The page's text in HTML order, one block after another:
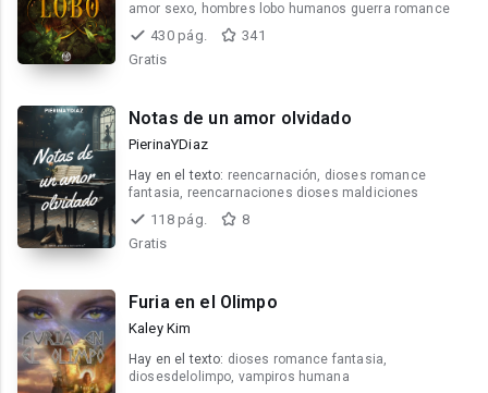
amor sexo, hombres lobo humanos guerra romance
430 pág.
341
Gratis
Notas de un amor olvidado
PierinaYDiaz
Hay en el texto: reencarnación, dioses romance
fantasia, reencarnaciones dioses maldiciones
118 pág.
8
Gratis
Furia en el Olimpo
Kaley Kim
Hay en el texto: dioses romance fantasia,
diosesdelolimpo, vampiros humana